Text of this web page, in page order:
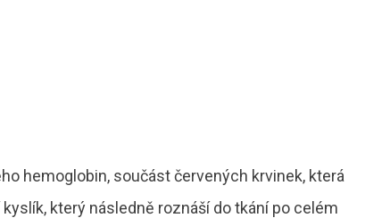
hemoglobin, součást červených krvinek, která
který následně roznáší do tkání po celém